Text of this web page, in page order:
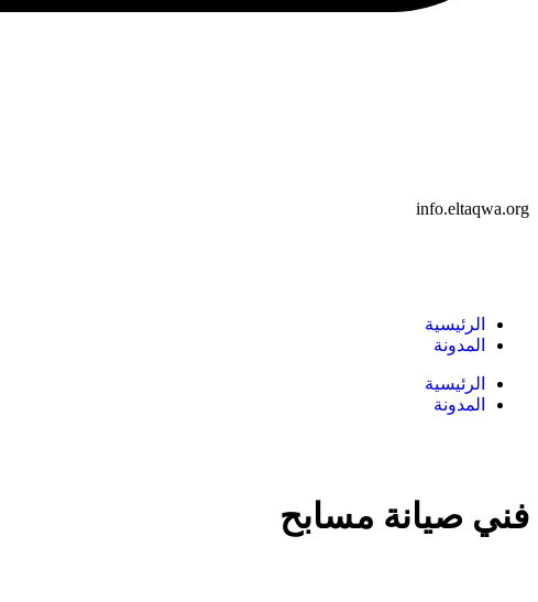
info.eltaqwa.org
الرئيسية
المدونة
الرئيسية
المدونة
فني صيانة مسابح